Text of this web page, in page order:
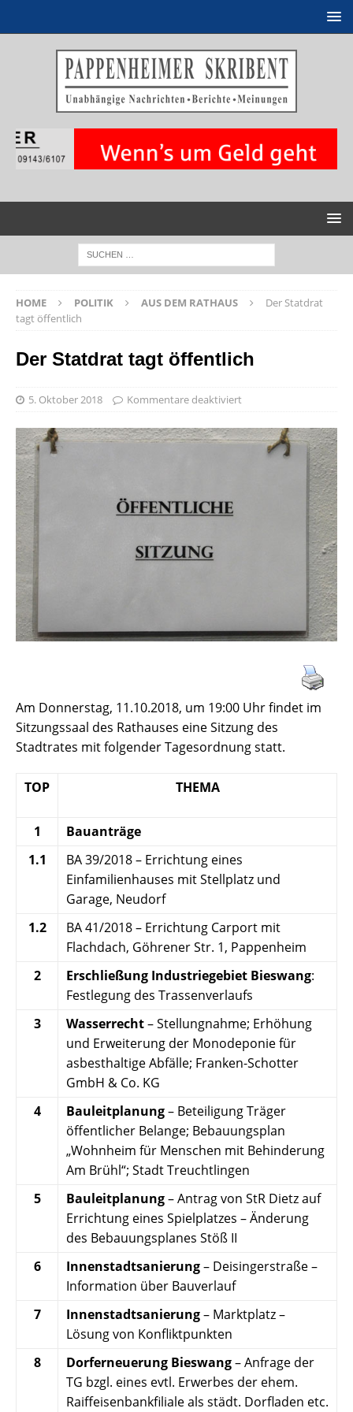
HOME POLITIK AUS DEM RATHAUS
Der Statdrat
tagt öffentlich
Der Statdrat tagt öffentlich
5. Oktober 2018 Kommentare deaktiviert
Am Donnerstag, 11.10.2018, um 19:00 Uhr findet im
Sitzungssaal des Rathauses eine Sitzung des
Stadtrates mit folgender Tagesordnung statt.
TOP THEMA
1
Bauanträge
1.1
BA 39/2018 – Errichtung eines
Einfamilienhauses mit Stellplatz und
Garage, Neudorf
1.2
BA 41/2018 – Errichtung Carport mit
Flachdach, Göhrener Str. 1, Pappenheim
2
Erschließung Industriegebiet Bieswang:
Festlegung des Trassenverlaufs
3
Wasserrecht– Stellungnahme; Erhöhung
und Erweiterung der Monodeponie für
asbesthaltige Abfälle; Franken-Schotter
GmbH & Co. KG
4
Bauleitplanung– Beteiligung Träger
öffentlicher Belange; Bebauungsplan
„Wohnheim für Menschen mit Behinderung
Am Brühl“; Stadt Treuchtlingen
5
Bauleitplanung– Antrag von StR Dietz auf
Errichtung eines Spielplatzes – Änderung
des Bebauungsplanes Stöß II
6
Innenstadtsanierung– Deisingerstraße –
Information über Bauverlauf
7
Innenstadtsanierung– Marktplatz –
Lösung von Konfliktpunkten
8
Dorferneuerung Bieswang– Anfrage der
TG bzgl. eines evtl. Erwerbes der ehem.
Raiffeisenbankfiliale als städt. Dorfladen etc.